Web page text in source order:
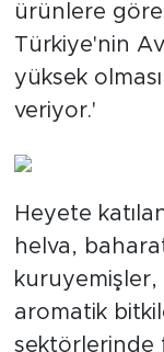
ürünlere
Türkiye'nin
yüksek
veriyor.'
Heyete
helva,
kuruyemişler,
aromatik
sektörlerinde